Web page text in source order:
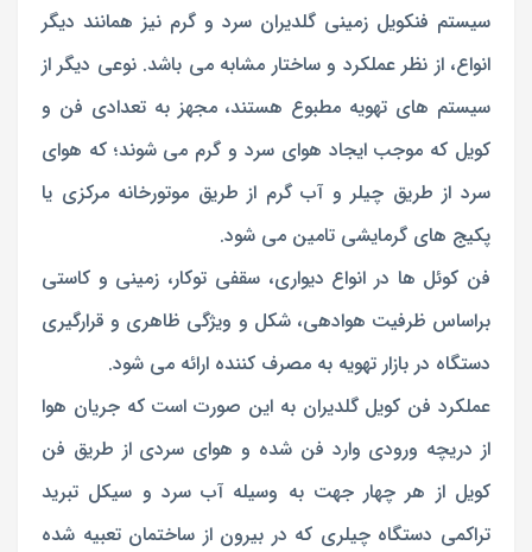
سیستم فنکویل زمینی گلدیران سرد و گرم نیز همانند دیگر
انواع، از نظر عملکرد و ساختار مشابه می باشد. نوعی دیگر از
سیستم های تهویه مطبوع هستند، مجهز به تعدادی فن و
کویل که موجب ایجاد هوای سرد و گرم می شوند؛ که هوای
سرد از طریق چیلر و آب گرم از طریق موتورخانه مرکزی یا
پکیج های گرمایشی تامین می شود.
فن کوئل ها در انواع دیواری، سقفی توکار، زمینی و کاستی
براساس ظرفیت هوادهی، شکل و ویژگی ظاهری و قرارگیری
دستگاه در بازار تهویه به مصرف کننده ارائه می شود.
عملکرد فن کویل گلدیران به این صورت است که جریان هوا
از دریچه ورودی وارد فن شده و هوای سردی از طریق فن
کویل از هر چهار جهت به وسیله آب سرد و سیکل تبرید
تراکمی دستگاه چیلری که در بیرون از ساختمان تعبیه شده